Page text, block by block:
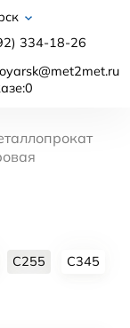
334-18-26
0
С255 С345